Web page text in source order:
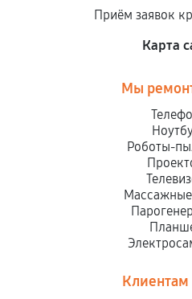
Приём заявок
Карта
Мы
Роботы-
Клиентам